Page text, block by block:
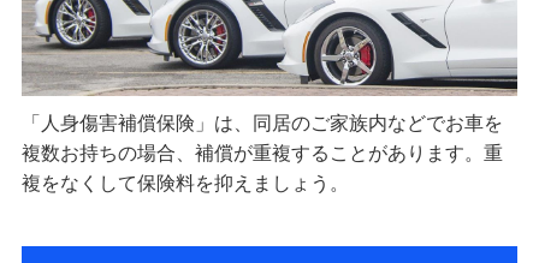
「人身傷害補償保険」は、同居のご家族内などでお車を
複数お持ちの場合、補償が重複することがあります。重
複をなくして保険料を抑えましょう。